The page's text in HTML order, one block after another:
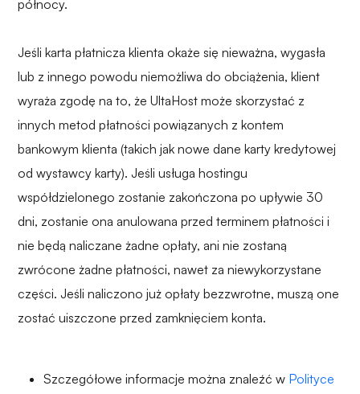
północy.
Jeśli karta płatnicza klienta okaże się nieważna, wygasła
lub z innego powodu niemożliwa do obciążenia, klient
wyraża zgodę na to, że UltaHost może skorzystać z
innych metod płatności powiązanych z kontem
bankowym klienta (takich jak nowe dane karty kredytowej
od wystawcy karty). Jeśli usługa hostingu
współdzielonego zostanie zakończona po upływie 30
dni, zostanie ona anulowana przed terminem płatności i
nie będą naliczane żadne opłaty, ani nie zostaną
zwrócone żadne płatności, nawet za niewykorzystane
części. Jeśli naliczono już opłaty bezzwrotne, muszą one
zostać uiszczone przed zamknięciem konta.
Szczegółowe informacje można znaleźć w Polityce